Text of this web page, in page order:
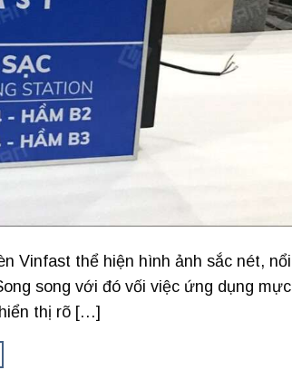
Vinfast thể hiện hình ảnh sắc nét, nổi
song với đó vối việc ứng dụng mực
thị rõ […]